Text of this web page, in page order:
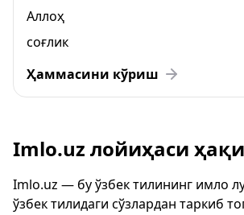
Аллоҳ
соғлик
Ҳаммасини кўриш
Imlo.uz лойиҳаси
Imlo.uz — бу ўзбек тилининг имло
ўзбек тилидаги сўзлардан таркиб